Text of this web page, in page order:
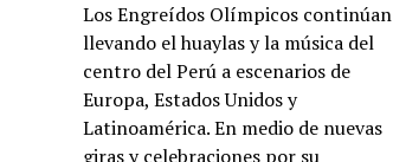
Los Engreídos Olímpicos continúan
llevando el huaylas y la música del
centro del Perú a escenarios de
Europa, Estados Unidos y
Latinoamérica. En medio de nuevas
giras y celebraciones por su